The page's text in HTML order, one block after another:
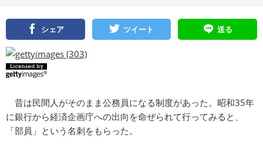
シェア ツイート 送る
昔は民間人がそのまま公務員になる制度があった。昭和35年
に銀行から経済企画庁への出向を命ぜられて行ってみると、
「部員」という名刺をもらった。